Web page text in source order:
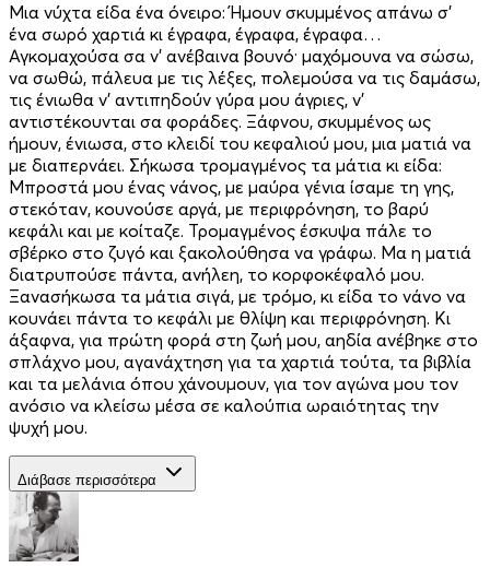
Μια νύχτα είδα ένα όνειρο: Ήμουν σκυμμένος απάνω σ’
ένα σωρό χαρτιά κι έγραφα, έγραφα, έγραφα…
Αγκομαχούσα σα ν’ ανέβαινα βουνό· μαχόμουνα να σώσω,
να σωθώ, πάλευα με τις λέξες, πολεμούσα να τις δαμάσω,
τις ένιωθα ν’ αντιπηδούν γύρα μου άγριες, ν’
αντιστέκουνται σα φοράδες. Ξάφνου, σκυμμένος ως
ήμουν, ένιωσα, στο κλειδί του κεφαλιού μου, μια ματιά να
με διαπερνάει. Σήκωσα τρομαγμένος τα μάτια κι είδα:
Μπροστά μου ένας νάνος, με μαύρα γένια ίσαμε τη γης,
στεκόταν, κουνούσε αργά, με περιφρόνηση, το βαρύ
κεφάλι και με κοίταζε. Τρομαγμένος έσκυψα πάλε το
σβέρκο στο ζυγό και ξακολούθησα να γράφω. Μα η ματιά
διατρυπούσε πάντα, ανήλεη, το κορφοκέφαλό μου.
Ξανασήκωσα τα μάτια σιγά, με τρόμο, κι είδα το νάνο να
κουνάει πάντα το κεφάλι με θλίψη και περιφρόνηση. Κι
άξαφνα, για πρώτη φορά στη ζωή μου, αηδία ανέβηκε στο
σπλάχνο μου, αγανάχτηση για τα χαρτιά τούτα, τα βιβλία
και τα μελάνια όπου χάνουμουν, για τον αγώνα μου τον
ανόσιο να κλείσω μέσα σε καλούπια ωραιότητας την
ψυχή μου.
Διάβασε περισσότερα